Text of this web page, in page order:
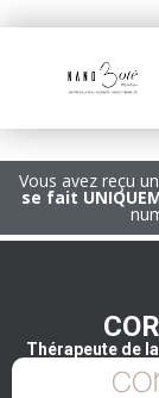
Vous avez reçu
se fait
Thérapeute de